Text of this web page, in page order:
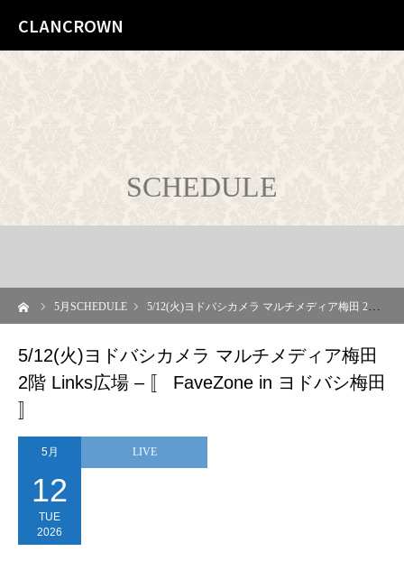
CLANCROWN
SCHEDULE
5月SCHEDULE 5/12(火)ヨドバシカメラ マルチメディア梅田 2階 Links広場 – 〚 FaveZone in ヨドバシ梅田 〛
5/12(火)ヨドバシカメラ マルチメディア梅田
2階 Links広場 – 〚 FaveZone in ヨドバシ梅田
5月
12
TUE
2026
LIVE